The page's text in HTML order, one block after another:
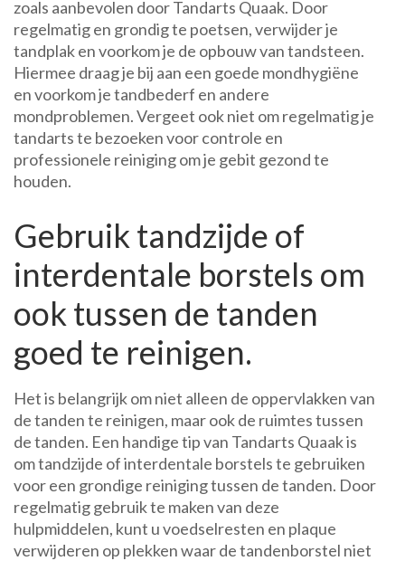
zoals aanbevolen door Tandarts Quaak. Door
regelmatig en grondig te poetsen, verwijder je
tandplak en voorkom je de opbouw van tandsteen.
Hiermee draag je bij aan een goede mondhygiëne
en voorkom je tandbederf en andere
mondproblemen. Vergeet ook niet om regelmatig je
tandarts te bezoeken voor controle en
professionele reiniging om je gebit gezond te
houden.
Gebruik tandzijde of
interdentale borstels om
ook tussen de tanden
goed te reinigen.
Het is belangrijk om niet alleen de oppervlakken van
de tanden te reinigen, maar ook de ruimtes tussen
de tanden. Een handige tip van Tandarts Quaak is
om tandzijde of interdentale borstels te gebruiken
voor een grondige reiniging tussen de tanden. Door
regelmatig gebruik te maken van deze
hulpmiddelen, kunt u voedselresten en plaque
verwijderen op plekken waar de tandenborstel niet